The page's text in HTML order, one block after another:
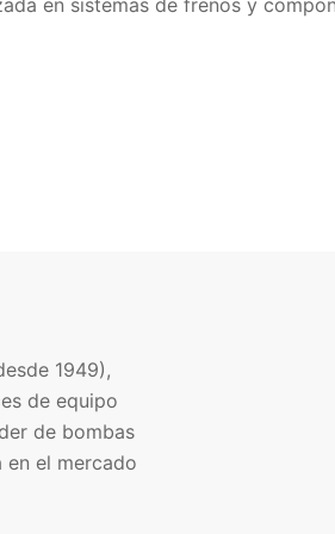
1949),
de equipo
de bombas
el mercado